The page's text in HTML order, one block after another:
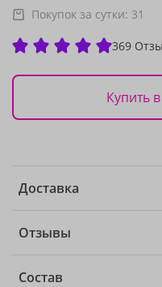
Покупок за сутки: 31
369
Купить
Доставка
Отзывы
Состав